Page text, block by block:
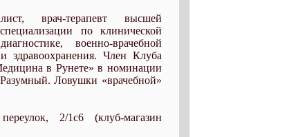
врач-терапевт высшей
по клинической
военно-врачебной
здравоохранения. Член Клуба
в Рунете» в номинации
Ловушки «врачебной»
2/1с6 (клуб-магазин